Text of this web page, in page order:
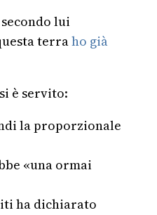
lui
terraho già
è servito:
la proporzionale
«una ormai
ha dichiarato